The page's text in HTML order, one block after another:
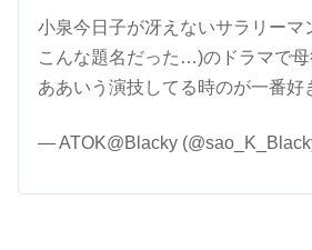
小泉今日子が冴えないサラリーマ
こんな題名だった…)のドラマで
ああいう演技してる時のが一番好
— ATOK@Blacky